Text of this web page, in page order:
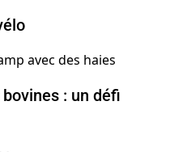
: un défi